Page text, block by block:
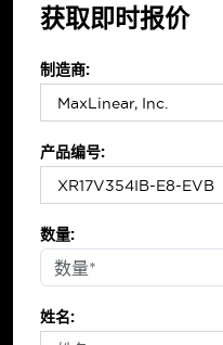
获取即时报价
制造商:
产品编号:
数量:
姓名: